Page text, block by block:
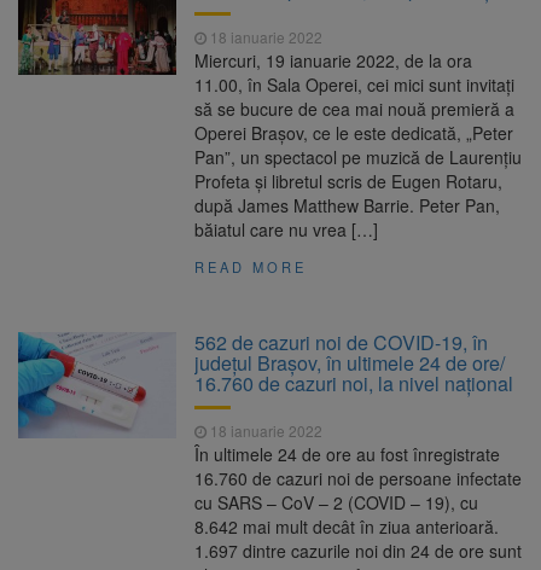
18 ianuarie 2022
Miercuri, 19 ianuarie 2022, de la ora
11.00, în Sala Operei, cei mici sunt invitați
să se bucure de cea mai nouă premieră a
Operei Brașov, ce le este dedicată, „Peter
Pan”, un spectacol pe muzică de Laurențiu
Profeta și libretul scris de Eugen Rotaru,
după James Matthew Barrie. Peter Pan,
băiatul care nu vrea […]
READ MORE
562 de cazuri noi de COVID-19, în
judeţul Brașov, în ultimele 24 de ore/
16.760 de cazuri noi, la nivel naţional
18 ianuarie 2022
În ultimele 24 de ore au fost înregistrate
16.760 de cazuri noi de persoane infectate
cu SARS – CoV – 2 (COVID – 19), cu
8.642 mai mult decât în ziua anterioară.
1.697 dintre cazurile noi din 24 de ore sunt